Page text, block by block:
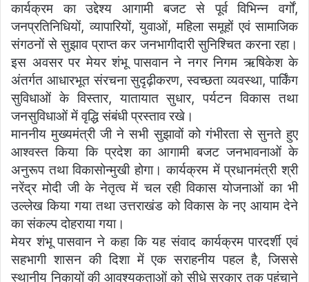
कार्यक्रम का उद्देश्य आगामी बजट से पूर्व विभिन्न वर्गों,
जनप्रतिनिधियों, व्यापारियों, युवाओं, महिला समूहों एवं सामाजिक
संगठनों से सुझाव प्राप्त कर जनभागीदारी सुनिश्चित करना रहा।
इस अवसर पर मेयर शंभू पासवान ने नगर निगम ऋषिकेश के
अंतर्गत आधारभूत संरचना सुदृढ़ीकरण, स्वच्छता व्यवस्था, पार्किंग
सुविधाओं के विस्तार, यातायात सुधार, पर्यटन विकास तथा
जनसुविधाओं में वृद्धि संबंधी प्रस्ताव रखे।
माननीय मुख्यमंत्री जी ने सभी सुझावों को गंभीरता से सुनते हुए
आश्वस्त किया कि प्रदेश का आगामी बजट जनभावनाओं के
अनुरूप तथा विकासोन्मुखी होगा। कार्यक्रम में प्रधानमंत्री श्री
नरेंद्र मोदी जी के नेतृत्व में चल रही विकास योजनाओं का भी
उल्लेख किया गया तथा उत्तराखंड को विकास के नए आयाम देने
का संकल्प दोहराया गया।
मेयर शंभू पासवान ने कहा कि यह संवाद कार्यक्रम पारदर्शी एवं
सहभागी शासन की दिशा में एक सराहनीय पहल है, जिससे
स्थानीय निकायों की आवश्यकताओं को सीधे सरकार तक पहुंचाने